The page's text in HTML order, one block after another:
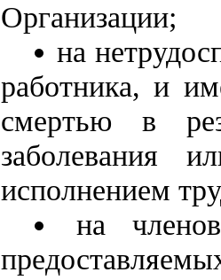
Организации;
на
работника, и
смертью в
заболевания
исполнением
на